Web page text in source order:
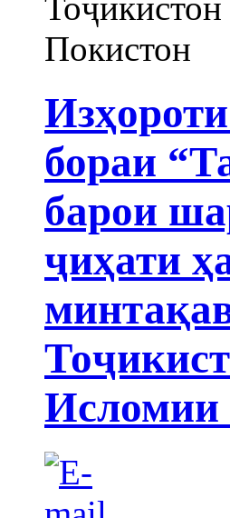
Покистон
бораи
барои
ҷиҳати
Исломии